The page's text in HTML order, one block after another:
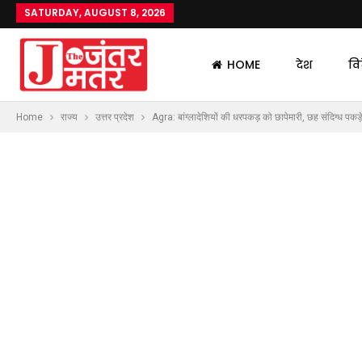
SATURDAY, AUGUST 8, 2026
HOME देश
Home राज्य उत्तर प्रदेश Agra: बांग्लादेशियों की धरपकड़ को छापेमारी, छह संदिग्ध